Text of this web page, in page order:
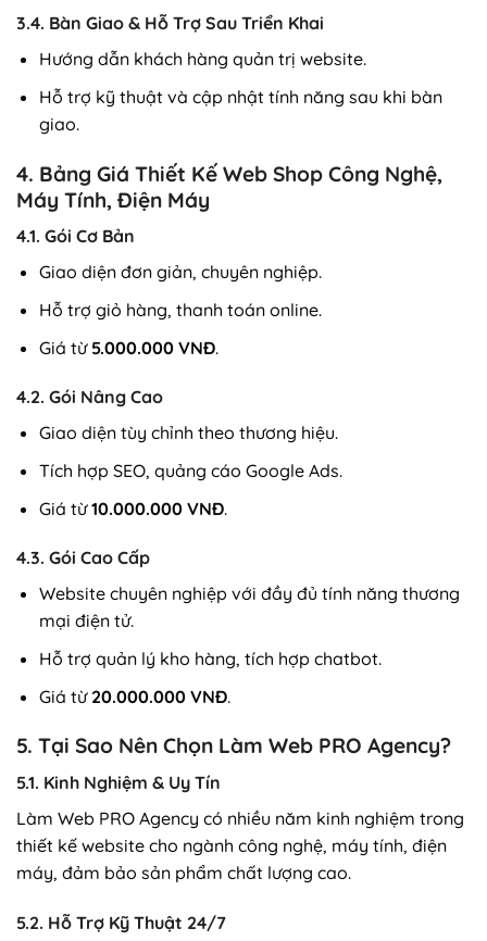
3.4. Bàn Giao & Hỗ Trợ Sau Triển Khai
Hướng dẫn khách hàng quản trị website.
Hỗ trợ kỹ thuật và cập nhật tính năng sau khi bàn
giao.
4. Bảng Giá Thiết Kế Web Shop Công Nghệ,
Máy Tính, Điện Máy
4.1. Gói Cơ Bản
Giao diện đơn giản, chuyên nghiệp.
Hỗ trợ giỏ hàng, thanh toán online.
Giá từ 5.000.000 VNĐ.
4.2. Gói Nâng Cao
Giao diện tùy chỉnh theo thương hiệu.
Tích hợp SEO, quảng cáo Google Ads.
Giá từ10.000.000 VNĐ.
4.3. Gói Cao Cấp
Website chuyên nghiệp với đầy đủ tính năng thương
mại điện tử.
Hỗ trợ quản lý kho hàng, tích hợp chatbot.
Giá từ 20.000.000 VNĐ.
5. Tại Sao Nên Chọn Làm Web PRO Agency?
5.1. Kinh Nghiệm & Uy Tín
Làm Web PRO Agency có nhiều năm kinh nghiệm trong
thiết kế website cho ngành công nghệ, máy tính, điện
máy, đảm bảo sản phẩm chất lượng cao.
5.2. Hỗ Trợ Kỹ Thuật 24/7